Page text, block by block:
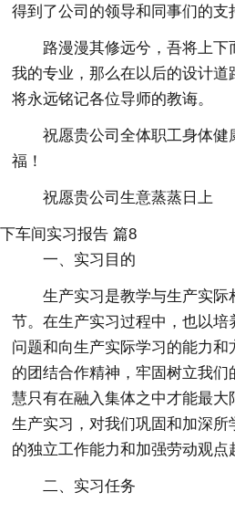
得到了公司的领导和同事们的支
路漫漫其修远兮，吾将上下
我的专业，那么在以后的设计道
将永远铭记各位导师的教诲。
祝愿贵公司全体职工身体
福！
祝愿贵公司生意蒸蒸日上
下车间实习报告 篇8
一、实习目的
生产实习是教学与生产实
节。在生产实习过程中，也以
问题和向生产实际学习的能力和
的团结合作精神，牢固树立我们
慧只有在融入集体之中才能最大
生产实习，对我们巩固和加深所
的独立工作能力和加强劳动观点
二、实习任务